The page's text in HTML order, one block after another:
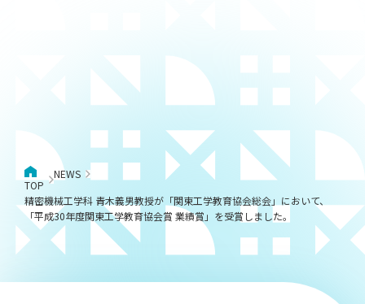
TOP
NEWS
精密機械工学科 青木義男教授が「関東工学教育協会総会」において、
「平成30年度関東工学教育協会賞 業績賞」を受賞しました。